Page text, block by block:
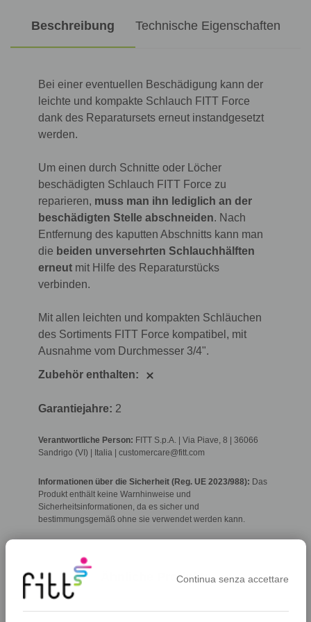
Continua senza accettare
Beschreibung Technische Eigenschaften
Bei einer eventuellen Beschädigung kann der
leichte und kompakte Schlauch FITT Force
dank des Reparatursets erneut instandgesetzt
werden.
Um einen durch Schnitte oder Löcher
beschädigten Schlauch FITT Force zu
reparieren, muss man ihn lediglich an der
beschädigten Stelle abschneiden. Nach
Entfernung des kaputten Abschnitts kann man
die beiden unversehrten Schlauchhälften
erneut mit Hilfe des Reparaturstücks
verbinden.
Mit allen leichten und kompakten Schläuchen
des Sortiments FITT Force kompatibel, mit
Ausnahme vom Durchmesser 3/4".
Zubehör enthalten:
Garantiejahre: 2
Verantwortliche Person: FITT S.p.A. | Via Piave, 8 | 36066
Sandrigo (VI) | Italia | customercare@fitt.com
Informationen über die Sicherheit (Reg. UE 2023/988): Das
Produkt enthält keine Warnhinweise und
Sicherheitsinformationen, da es sicher und
bestimmungsgemäß ohne sie verwendet werden kann.
Ähnliche Produkte